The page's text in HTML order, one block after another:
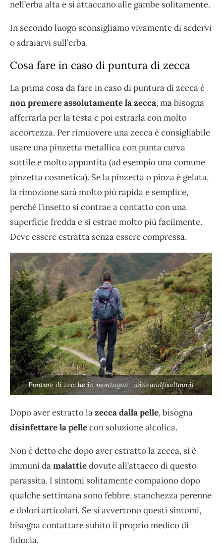
nell’erba alta e si attaccano alle gambe solitamente.
In secondo luogo sconsigliamo vivamente di sedervi
o sdraiarvi sull’erba.
Cosa fare in caso di puntura di zecca
La prima cosa da fare in caso di puntura di zecca è
non premere assolutamente la zecca, ma bisogna
afferrarla per la testa e poi estrarla con molto
accortezza. Per rimuovere una zecca è consigliabile
usare una pinzetta metallica con punta curva
sottile e molto appuntita (ad esempio una comune
pinzetta cosmetica). Se la pinzetta o pinza è gelata,
la rimozione sarà molto più rapida e semplice,
perché l’insetto si contrae a contatto con una
superficie fredda e si estrae molto più facilmente.
Deve essere estratta senza essere compressa.
Punture di zecche in montagna- wineandfoodtour.it
Dopo aver estratto lazecca dalla pelle, bisogna
disinfettare la pellecon soluzione alcolica.
Non è detto che dopo aver estratto la zecca, si è
immuni damalattiedovute all’attacco di questo
parassita. I sintomi solitamente compaiono dopo
qualche settimana sono febbre, stanchezza perenne
e dolori articolari. Se si avvertono questi sintomi,
bisogna contattare subito il proprio medico di
fiducia.